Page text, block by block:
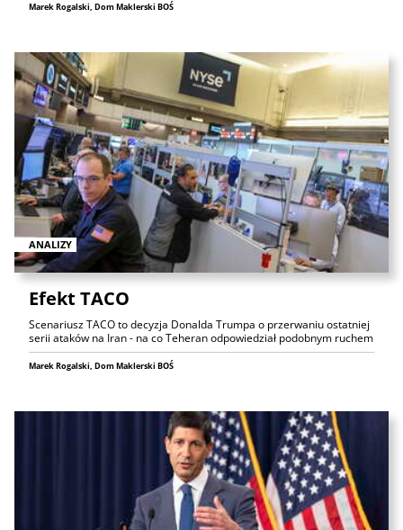
Marek Rogalski, Dom Maklerski BOŚ
ANALIZY
Efekt TACO
Scenariusz TACO to decyzja Donalda Trumpa o przerwaniu ostatniej
serii ataków na Iran - na co Teheran odpowiedział podobnym ruchem
Marek Rogalski, Dom Maklerski BOŚ